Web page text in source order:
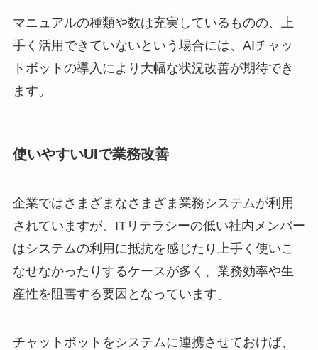
マニュアルの種類や数は充実しているものの、上
手く活用できていないという場合には、AIチャッ
トボットの導入により大幅な状況改善が期待でき
ます。
使いやすいUIで業務改善
企業ではさまざまなさまざま業務システムが利用
されていますが、ITリテラシーの低い社内メンバー
はシステムの利用に抵抗を感じたり上手く使いこ
なせなかったりするケースが多く、業務効率や生
産性を阻害する要因となっています。
チャットボットをシステムに連携させておけば、